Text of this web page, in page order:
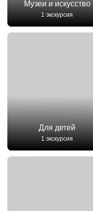
Музеи и искусство
1 экскурсия
Для детей
1 экскурсия